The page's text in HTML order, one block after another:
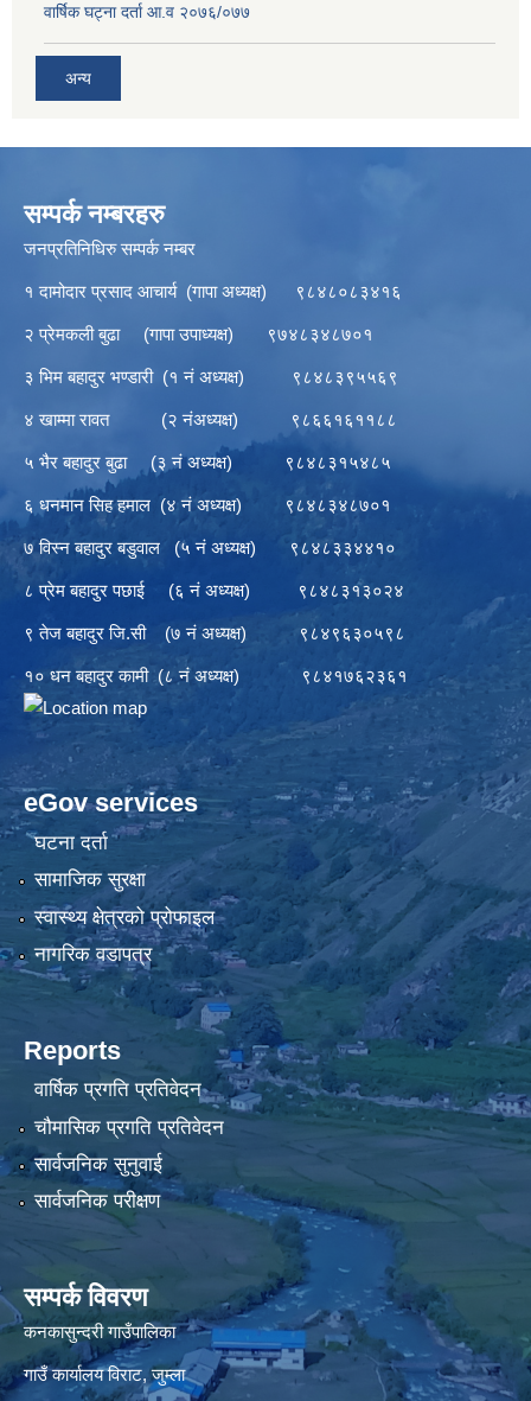
वार्षिक घट्ना दर्ता आ.व २०७६/०७७
अन्य
सम्पर्क नम्बरहरु
जनप्रतिनिधिरु सम्पर्क नम्बर
१ दामोदार प्रसाद आचार्य (गापा अध्यक्ष) ९८४८०८३४१६
२ प्रेमकली बुढा (गापा उपाध्यक्ष) ९७४८३४८७०१
३ भिम बहादुर भण्डारी (१ नं अध्यक्ष) ९८४८३९५५६९
४ खाम्मा रावत (२ नंअध्यक्ष) ९८६६१६११८८
५ भैर बहादुर बुढा (३ नं अध्यक्ष) ९८४८३१५४८५
६ धनमान सिह हमाल (४ नं अध्यक्ष) ९८४८३४८७०१
७ विस्न बहादुर बडुवाल (५ नं अध्यक्ष) ९८४८३३४४१०
८ प्रेम बहादुर पछाई (६ नं अध्यक्ष) ९८४८३१३०२४
९ तेज बहादुर जि.सी (७ नं अध्यक्ष) ९८४९६३०५९८
१० धन बहादुर कामी (८ नं अध्यक्ष) ९८४१७६२३६१
eGov services
घटना दर्ता
सामाजिक सुरक्षा
स्वास्थ्य क्षेत्रको प्रोफाइल
नागरिक वडापत्र
Reports
वार्षिक प्रगति प्रतिवेदन
चौमासिक प्रगति प्रतिवेदन
सार्वजनिक सुनुवाई
सार्वजनिक परीक्षण
सम्पर्क विवरण
कनकासुन्दरी गाउँपालिका
गाउँ कार्यालय विराट, जुम्ला